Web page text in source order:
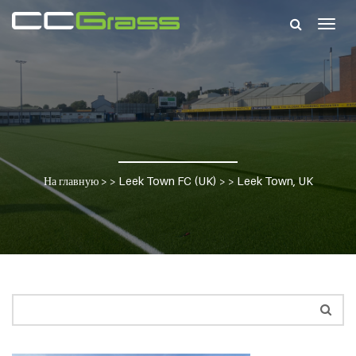
На главную> > Leek Town FC (UK) > > Leek Town, UK